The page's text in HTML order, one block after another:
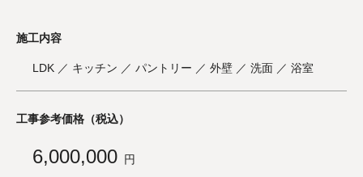
施工内容
LDK ／ キッチン ／ パントリー ／ 外壁 ／ 洗面 ／ 浴室
工事参考価格（税込）
6,000,000 円